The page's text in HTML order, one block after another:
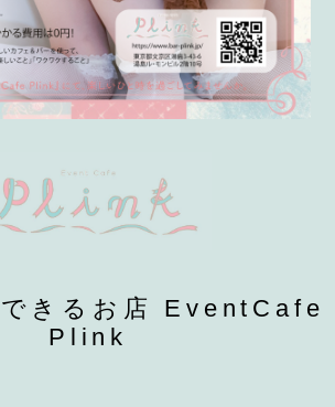
できるお店 EventCafe
Plink